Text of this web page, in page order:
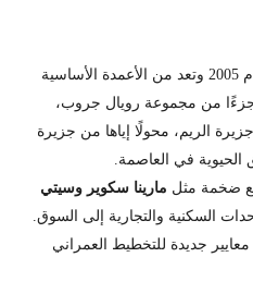
عام 2005 وتعد من الأعمدة الأساسية
جزءًا من مجموعة رويال جروب،
الريم، محولًا إياها من جزيرة
الحيوية في العاصمة.
ضخمة مثل مارينا سكوير وسيتي
السكنية والتجارية إلى السوق.
جديدة للتخطيط العمراني